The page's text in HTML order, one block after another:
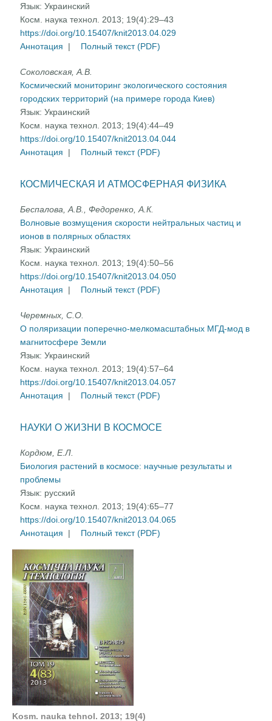
Язык:Украинский
Косм. наука технол. 2013; 19(4):29–43
https://doi.org/10.15407/knit2013.04.029
Аннотация
| Полный текст (PDF)
Соколовская, А.В.
Космический мониторинг экологического состояния
городских территорий (на примере города Киев)
Язык:Украинский
Косм. наука технол. 2013; 19(4):44–49
https://doi.org/10.15407/knit2013.04.044
Аннотация
| Полный текст (PDF)
КОСМИЧЕСКАЯ И АТМОСФЕРНАЯ ФИЗИКА
Беспалова, А.В., Федоренко, А.К.
Волновые возмущения скорости нейтральных частиц и
ионов в полярных областях
Язык:Украинский
Косм. наука технол. 2013; 19(4):50–56
https://doi.org/10.15407/knit2013.04.050
Аннотация
| Полный текст (PDF)
Черемных, С.О.
О поляризации поперечно-мелкомасштабных МГД-мод в
магнитосфере Земли
Язык:Украинский
Косм. наука технол. 2013; 19(4):57–64
https://doi.org/10.15407/knit2013.04.057
Аннотация
| Полный текст (PDF)
НАУКИ О ЖИЗНИ В КОСМОСЕ
Кордюм, Е.Л.
Биология растений в космосе: научные результаты и
проблемы
Язык: русский
Косм. наука технол. 2013; 19(4):65–77
https://doi.org/10.15407/knit2013.04.065
Аннотация
| Полный текст (PDF)
Kosm. nauka tehnol. 2013; 19(4)